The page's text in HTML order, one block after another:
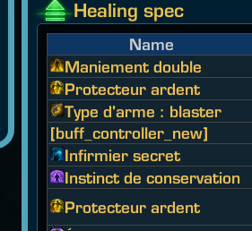
Healing spec
Name
Maniement double
Protecteur ardent
Type d'arme : blaster
[buff_controller_new]
Infirmier secret
Instinct de conservation
Protecteur ardent